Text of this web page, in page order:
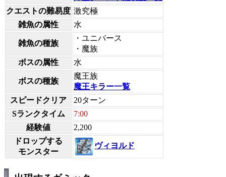
クエストの難易度 激究極
雑魚の属性
水
雑魚の種族
・ユニバース
・魔族
ボスの属性
水
ボスの種族
魔王族
魔王キラー一覧
スピードクリア
20ターン
Sランクタイム
7:00
経験値
2,200
ドロップする
モンスター
ヴィヨルド